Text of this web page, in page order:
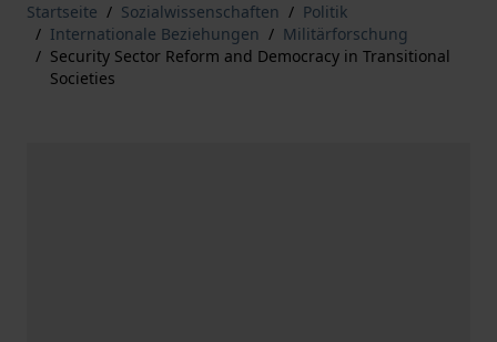
Startseite / Sozialwissenschaften / Politik
/ Internationale Beziehungen / Militärforschung
/ Security Sector Reform and Democracy in Transitional
Societies